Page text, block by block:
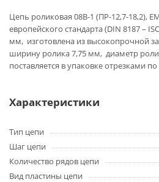
Цепь роликовая 08B-1 (ПР-12,7-18,2),
европейского стандарта (DIN 8187 –
мм, изготовлена из высокопрочной
ширину ролика 7,75 мм, диаметр
поставляется в упаковке отрезками
Характеристики
Тип цепи
Шаг цепи
Количество рядов цепи
Вид пластины цепи